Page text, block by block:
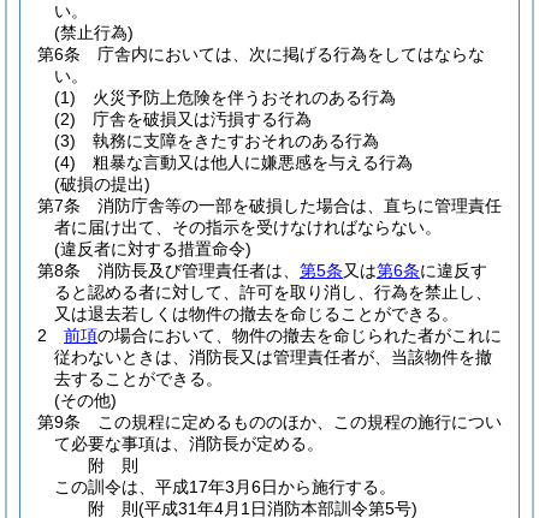
い。
(禁止行為)
第6条
庁舎内においては、次に掲げる行為をしてはならな
い。
(1)
火災予防上危険を伴うおそれのある行為
(2)
庁舎を破損又は汚損する行為
(3)
執務に支障をきたすおそれのある行為
(4)
粗暴な言動又は他人に嫌悪感を与える行為
(破損の提出)
第7条
消防庁舎等の一部を破損した場合は、直ちに管理責任
者に届け出て、その指示を受けなければならない。
(違反者に対する措置命令)
第8条
消防長及び管理責任者は、 第5条又は第6条に違反す
ると認める者に対して、許可を取り消し、行為を禁止し、
又は退去若しくは物件の撤去を命じることができる。
2
前項の場合において、物件の撤去を命じられた者がこれに
従わないときは、消防長又は管理責任者が、当該物件を撤
去することができる。
(その他)
第9条
この規程に定めるもののほか、この規程の施行につい
て必要な事項は、消防長が定める。
附 則
この訓令は、平成17年3月6日から施行する。
附 則(平成31年4月1日消防本部訓令第5号)